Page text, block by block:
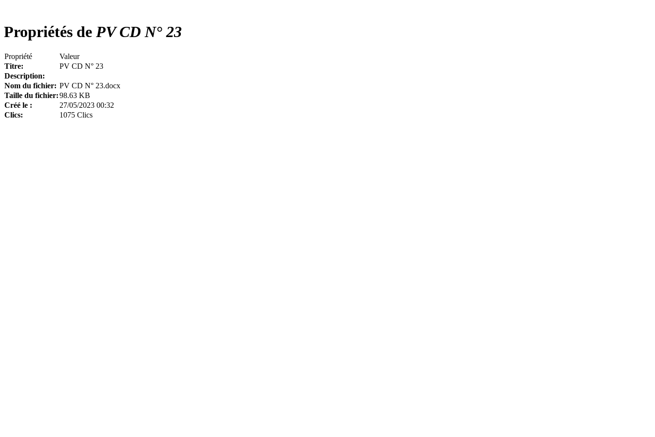
Propriétés de PV CD N° 23
Propriété
Valeur
Titre:
PV CD N° 23
Description:
Nom du fichier: PV CD N° 23.docx
Taille du fichier:98.63 KB
Créé le :
27/05/2023 00:32
Clics:
1075 Clics